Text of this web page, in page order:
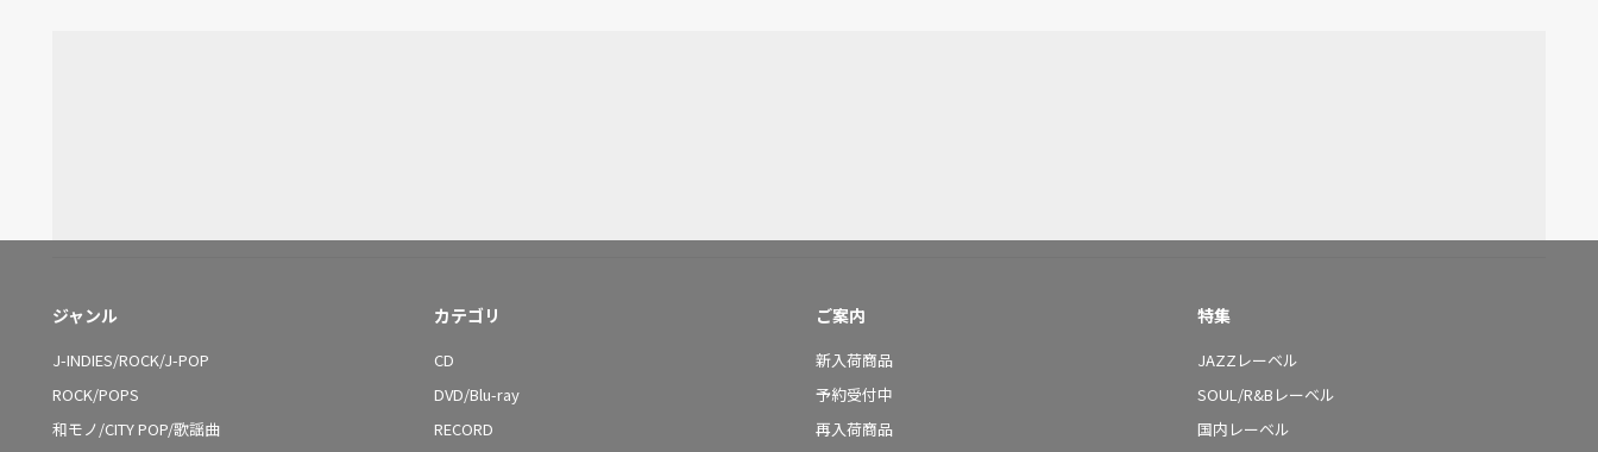
ジャンル
J-INDIES/ROCK/J-POP
ROCK/POPS
和モノ/CITY POP/歌謡曲
カテゴリ
CD
DVD/Blu-ray
RECORD
ご案内
新入荷商品
予約受付中
再入荷商品
特集
JAZZレーベル
SOUL/R&Bレーベル
国内レーベル